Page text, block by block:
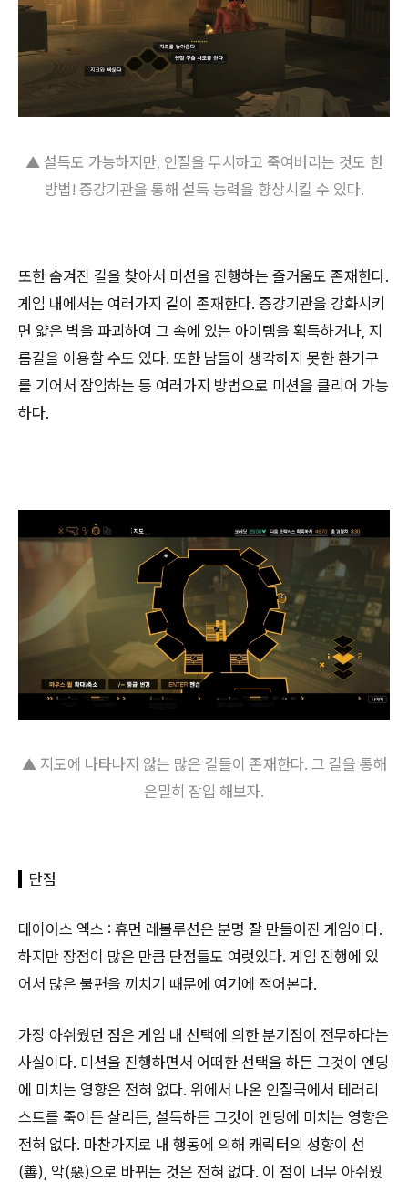
▲ 설득도 가능하지만, 인질을 무시하고 죽여버리는 것도 한
방법! 증강기관을 통해 설득 능력을 향상시킬 수 있다.
또한 숨겨진 길을 찾아서 미션을 진행하는 즐거움도 존재한다.
게임 내에서는 여러가지 길이 존재한다. 증강기관을 강화시키
면 얇은 벽을 파괴하여 그 속에 있는 아이템을 획득하거나, 지
름길을 이용할 수도 있다. 또한 남들이 생각하지 못한 환기구
를 기어서 잠입하는 등 여러가지 방법으로 미션을 클리어 가능
하다.
▲ 지도에 나타나지 않는 많은 길들이 존재한다. 그 길을 통해
은밀히 잠입 해보자.
단점
데이어스 엑스 : 휴먼 레볼루션은 분명 잘 만들어진 게임이다.
하지만 장점이 많은 만큼 단점들도 여럿있다. 게임 진행에 있
어서 많은 불편을 끼치기 때문에 여기에 적어본다.
가장 아쉬웠던 점은 게임 내 선택에 의한 분기점이 전무하다는
사실이다. 미션을 진행하면서 어떠한 선택을 하든 그것이 엔딩
에 미치는 영향은 전혀 없다. 위에서 나온 인질극에서 테러리
스트를 죽이든 살리든, 설득하든 그것이 엔딩에 미치는 영향은
전혀 없다. 마찬가지로 내 행동에 의해 캐릭터의 성향이 선
(善), 악(惡)으로 바뀌는 것은 전혀 없다. 이 점이 너무 아쉬웠